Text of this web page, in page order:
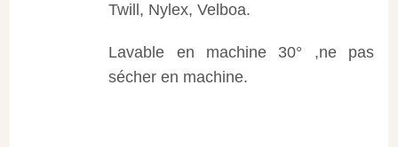
Twill, Nylex, Velboa.
Lavable en machine 30° ,ne pas
sécher en machine.